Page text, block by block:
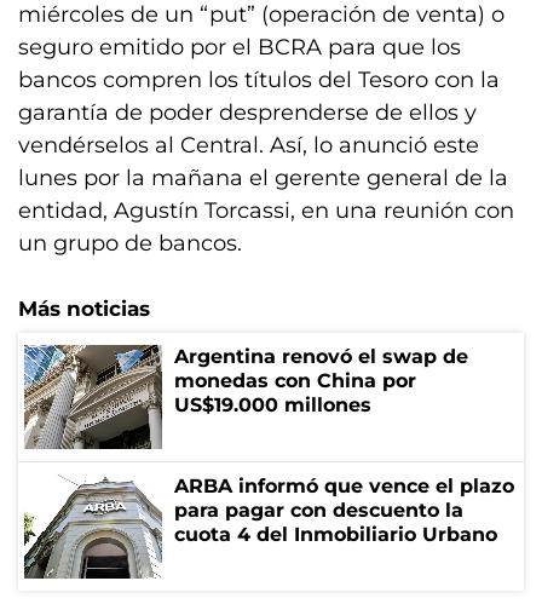
miércoles de un “put” (operación de venta) o
seguro emitido por el BCRA para que los
bancos compren los títulos del Tesoro con la
garantía de poder desprenderse de ellos y
vendérselos al Central. Así, lo anunció este
lunes por la mañana el gerente general de la
entidad, Agustín Torcassi, en una reunión con
un grupo de bancos.
Más noticias
Argentina renovó el swap de
monedas con China por
US$19.000 millones
ARBA informó que vence el plazo
para pagar con descuento la
cuota 4 del Inmobiliario Urbano